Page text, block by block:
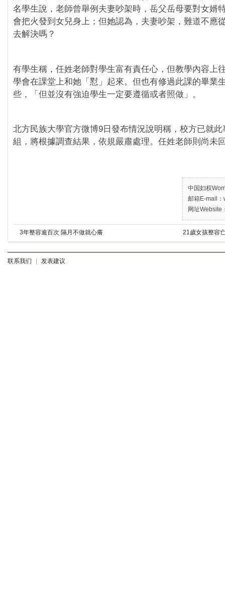
名學生說，老師曾舉例夫妻吵架時，岳父岳母要對女婿
會把火發到女兒身上；但她認為，夫妻吵架，難道不應
去解決嗎？
有學生稱，任姓老師對學生富有責任心，但教學內容上
學會在課堂上和她「懟」起來。但也有修過此課的畢業
些，「但並沒有強迫學生一定要遵循或者照做」。
北方民族大學官方微博9日發布情況說明稱，校方已就
組，將根據調查結果，依規嚴肅處理。任姓老師則尚未
中国妇权
邮箱E-mail
网址Website
3年整容逾百次 隔月不做就心癢 21歲女孩整容
联系我们 发表建议